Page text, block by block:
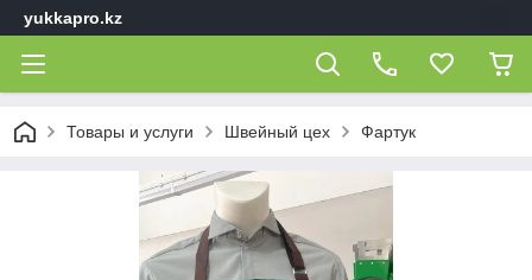
yukkapro.kz
Товары и услуги Швейный цех Фартук